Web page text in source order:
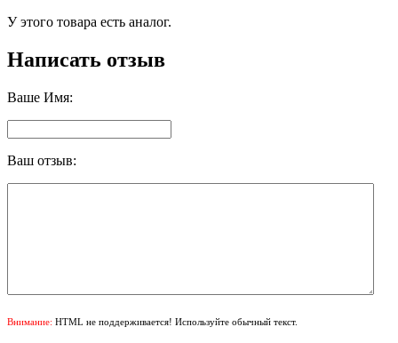
У этого товара есть аналог.
Написать отзыв
Ваше Имя:
Ваш отзыв:
Внимание: HTML не поддерживается! Используйте обычный текст.